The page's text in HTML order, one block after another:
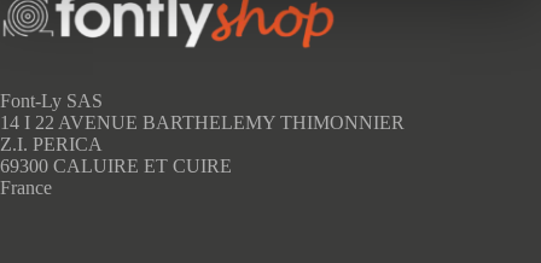
peuvent
être
la
page
du
produit
Font-Ly SAS
14 I 22 AVENUE BARTHELEMY THIMONNIER
Z.I. PERICA
69300 CALUIRE ET CUIRE
France